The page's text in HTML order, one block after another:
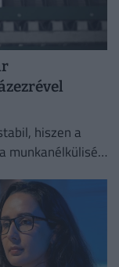
hiszen a
munkanélküliség